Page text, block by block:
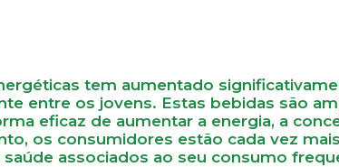
tem aumentado
entre os jovens. Estas bebidas são
eficaz de aumentar a energia, a
os consumidores estão cada vez
associados ao seu consumo